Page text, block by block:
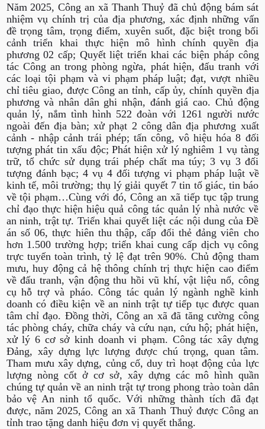
Năm 2025, Công an xã Thanh Thuỷ đã chủ động bám sát
nhiệm vụ chính trị của địa phương, xác định những vấn
đề trọng tâm, trọng điểm, xuyên suốt, đặc biệt trong bối
cảnh triển khai thực hiện mô hình chính quyền địa
phương 02 cấp; Quyết liệt triển khai các biện pháp công
tác Công an trong phòng ngừa, phát hiện, đấu tranh với
các loại tội phạm và vi phạm pháp luật; đạt, vượt nhiều
chỉ tiêu giao, được Công an tỉnh, cấp ủy, chính quyền địa
phương và nhân dân ghi nhận, đánh giá cao. Chủ động
quản lý, nắm tình hình 522 đoàn với 1261 người nước
ngoài đến địa bàn; xử phạt 2 công dân địa phương xuất
cảnh - nhập cảnh trái phép; tấn công, vô hiệu hóa 8 đối
tượng phát tin xấu độc; Phát hiện xử lý nghiêm 1 vụ tàng
trữ, tổ chức sử dụng trái phép chất ma túy; 3 vụ 3 đối
tượng đánh bạc; 4 vụ 4 đối tượng vi phạm pháp luật về
kinh tế, môi trường; thụ lý giải quyết 7 tin tố giác, tin báo
về tội phạm…Cùng với đó, Công an xã tiếp tục tập trung
chỉ đạo thực hiện hiệu quả công tác quản lý nhà nước về
an ninh, trật tự. Triển khai quyết liệt các nội dung của Đề
án số 06, thực hiên thu thập, cấp đổi thẻ đảng viên cho
hơn 1.500 trường hợp; triển khai cung cấp dịch vụ công
trực tuyến toàn trình, tỷ lệ đạt trên 90%. Chủ động tham
mưu, huy động cả hệ thông chính trị thực hiện cao điểm
về đấu tranh, vận động thu hồi vũ khí, vật liệu nổ, công
cụ hỗ trợ và pháo. Công tác quản lý ngành nghề kinh
doanh có điều kiện về an ninh trật tự tiếp tục được quan
tâm chỉ đạo. Đồng thời, Công an xã đã tăng cường công
tác phòng cháy, chữa cháy và cứu nạn, cứu hộ; phát hiện,
xử lý 6 cơ sở kinh doanh vi phạm. Công tác xây dựng
Đảng, xây dựng lực lượng được chú trọng, quan tâm.
Tham mưu xây dựng, củng cố, duy trì hoạt động của lực
lượng nòng cốt ở cơ sở, xây dựng các mô hình quần
chúng tự quản về an ninh trật tự trong phong trào toàn dân
bảo vệ An ninh tổ quốc. Với những thành tích đã đạt
được, năm 2025, Công an xã Thanh Thuỷ được Công an
tỉnh trao tặng danh hiệu đơn vị quyết thắng.